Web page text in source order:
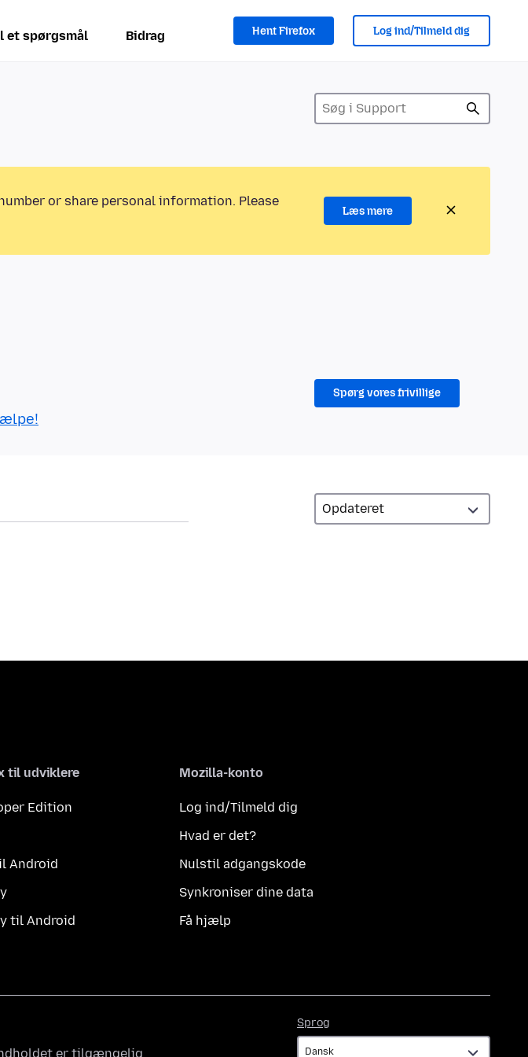
et spørgsmål Bidrag Hent Firefox Log ind/Tilmeld dig
or share personal information. Please
Læs mere
Spørg vores frivillige
til udviklere
Edition
Android
til Android
Mozilla-konto
Log ind/Tilmeld dig
Hvad er det?
Nulstil adgangskode
Synkroniser dine data
Få hjælp
Sprog
er tilgængelig